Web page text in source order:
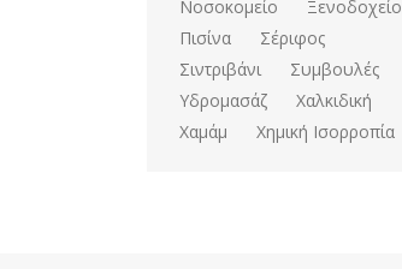
Νοσοκομείο
Ξενοδοχείο
Πισίνα
Σέριφος
Σιντριβάνι
Συμβουλές
Υδρομασάζ
Χαλκιδική
Χαμάμ
Χημική Ισορροπία